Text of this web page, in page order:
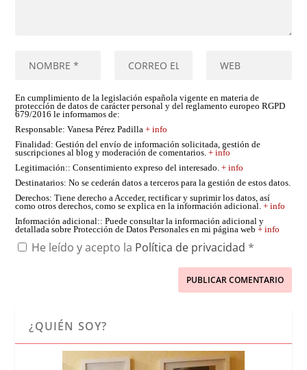
En cumplimiento de la legislación española vigente en materia de
protección de datos de carácter personal y del reglamento europeo RGPD
679/2016 le informamos de:
Responsable: Vanesa Pérez Padilla+ info
Finalidad: Gestión del envío de información solicitada, gestión de
suscripciones al blog y moderación de comentarios.+ info
Legitimación:: Consentimiento expreso del interesado.+ info
Destinatarios: No se cederán datos a terceros para la gestión de estos datos.
Derechos: Tiene derecho a Acceder, rectificar y suprimir los datos, así
como otros derechos, como se explica en la información adicional.+ info
Información adicional:: Puede consultar la información adicional y
detallada sobre Protección de Datos Personales en mi página web+ info
He leído y acepto la Política de privacidad *
¿QUIÉN SOY?